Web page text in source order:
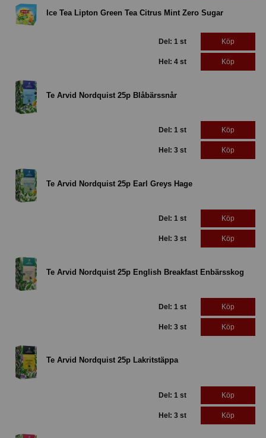
Ice Tea Lipton Green Tea Citrus Mint Zero Sugar
Del: 1 st Köp
Hel: 4 st Köp
Te Arvid Nordquist 25p Blåbärssnår
Del: 1 st Köp
Hel: 3 st Köp
Te Arvid Nordquist 25p Earl Greys Hage
Del: 1 st Köp
Hel: 3 st Köp
Te Arvid Nordquist 25p English Breakfast Enbärsskog
Del: 1 st Köp
Hel: 3 st Köp
Te Arvid Nordquist 25p Lakritstäppa
Del: 1 st Köp
Hel: 3 st Köp